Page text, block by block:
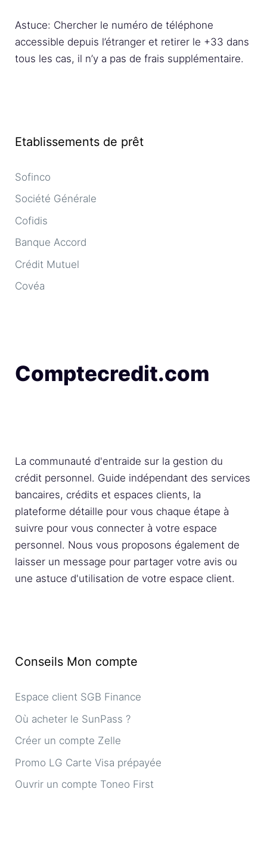
Astuce: Chercher le numéro de téléphone
accessible depuis l’étranger et retirer le +33 dans
tous les cas, il n’y a pas de frais supplémentaire.
Etablissements de prêt
Sofinco
Société Générale
Cofidis
Banque Accord
Crédit Mutuel
Covéa
Comptecredit.com
La communauté d'entraide sur la gestion du
crédit personnel. Guide indépendant des services
bancaires, crédits et espaces clients, la
plateforme détaille pour vous chaque étape à
suivre pour vous connecter à votre espace
personnel. Nous vous proposons également de
laisser un message pour partager votre avis ou
une astuce d'utilisation de votre espace client.
Conseils Mon compte
Espace client SGB Finance
Où acheter le SunPass ?
Créer un compte Zelle
Promo LG Carte Visa prépayée
Ouvrir un compte Toneo First